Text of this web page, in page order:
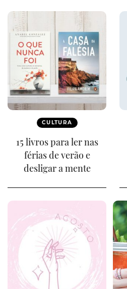
CULTURA
15 livros para ler nas
férias de verão e
desligar a mente